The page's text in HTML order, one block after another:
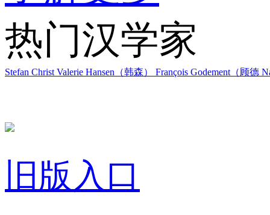
热门汉学家
Stefan Christ Valerie Hansen（韩森） François Godement（顾德
旧版入口